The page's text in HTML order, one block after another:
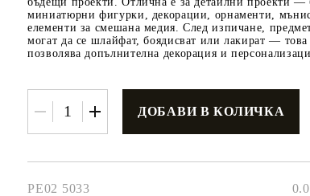
Комплекти и помощни
LOVE
10. КОЛЕДНИ ,
ЗАГОТОВКИ ЗА
и комплекти заготовки за
Техника - Топъл
миниатюрни фигурки, декорации, орнаменти,
елементи за смешана медия. След изпичане,
могат да се шлайфат, боядисват или лакират — това
позволява допълнителна декорация и
PE02 5033